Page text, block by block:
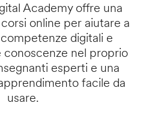
Academy offre una
online per aiutare a
digitali e
conoscenze nel proprio
esperti e una
facile da
usare.